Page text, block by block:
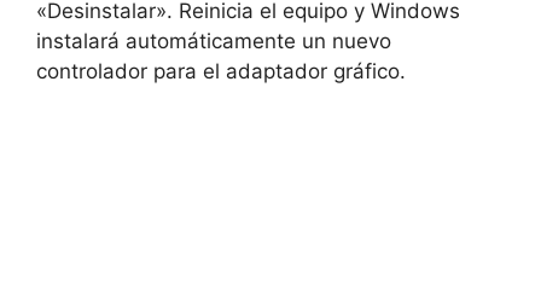
«Desinstalar». Reinicia el equipo y Windows
instalará automáticamente un nuevo
controlador para el adaptador gráfico.